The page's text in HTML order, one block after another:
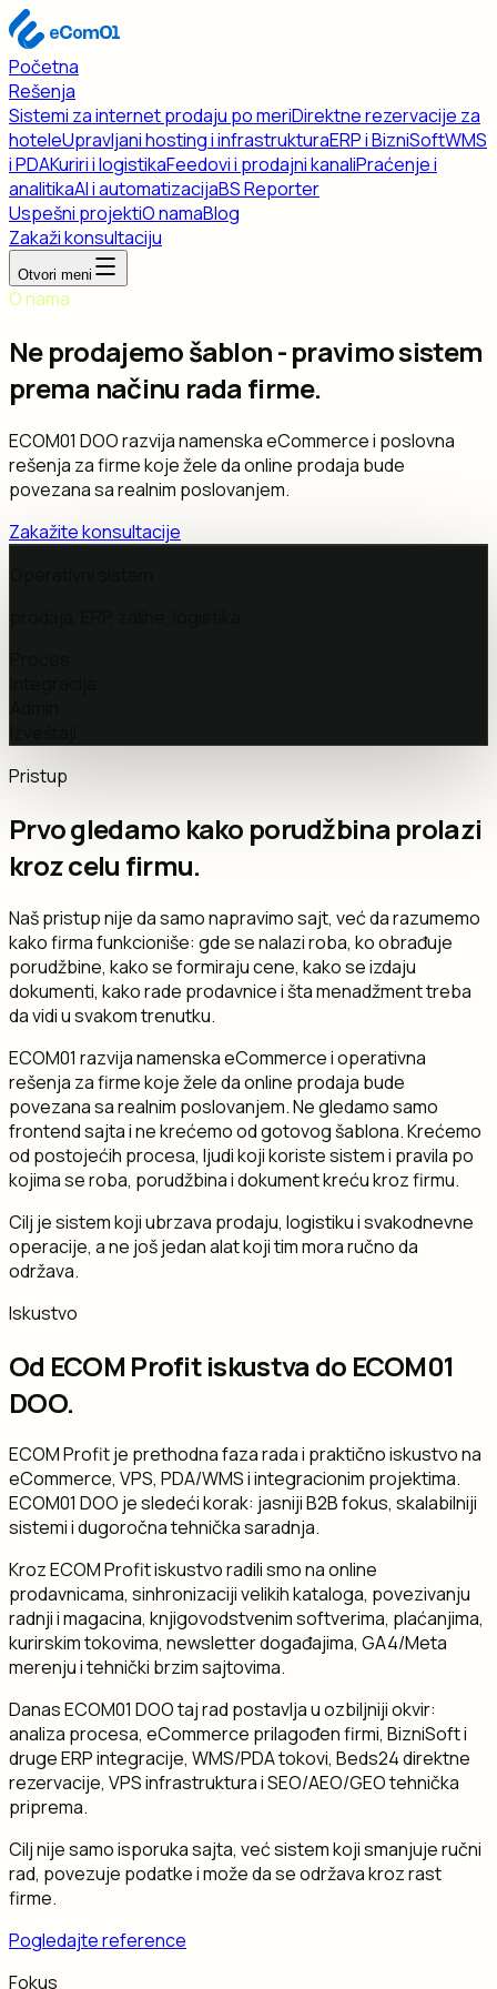
Početna
Rešenja
Sistemi za internet prodaju po meriDirektne rezervacije za
hoteleUpravljani hosting i infrastrukturaERP i BizniSoftWMS
i PDAKuriri i logistikaFeedovi i prodajni kanaliPraćenje i
analitikaAI i automatizacijaBS Reporter
Uspešni projektiO namaBlog
Zakaži konsultaciju
Otvori meni
O nama
Ne prodajemo šablon - pravimo sistem
prema načinu rada firme.
ECOM01 DOO razvija namenska eCommerce i poslovna
rešenja za firme koje žele da online prodaja bude
povezana sa realnim poslovanjem.
Zakažite konsultacije
Pristup
Prvo gledamo kako porudžbina prolazi
kroz celu firmu.
Naš pristup nije da samo napravimo sajt, već da razumemo
kako firma funkcioniše: gde se nalazi roba, ko obrađuje
porudžbine, kako se formiraju cene, kako se izdaju
dokumenti, kako rade prodavnice i šta menadžment treba
da vidi u svakom trenutku.
ECOM01 razvija namenska eCommerce i operativna
rešenja za firme koje žele da online prodaja bude
povezana sa realnim poslovanjem. Ne gledamo samo
frontend sajta i ne krećemo od gotovog šablona. Krećemo
od postojećih procesa, ljudi koji koriste sistem i pravila po
kojima se roba, porudžbina i dokument kreću kroz firmu.
Cilj je sistem koji ubrzava prodaju, logistiku i svakodnevne
operacije, a ne još jedan alat koji tim mora ručno da
održava.
Iskustvo
Od ECOM Profit iskustva do ECOM01
DOO.
ECOM Profit je prethodna faza rada i praktično iskustvo na
eCommerce, VPS, PDA/WMS i integracionim projektima.
ECOM01 DOO je sledeći korak: jasniji B2B fokus, skalabilniji
sistemi i dugoročna tehnička saradnja.
Kroz ECOM Profit iskustvo radili smo na online
prodavnicama, sinhronizaciji velikih kataloga, povezivanju
radnji i magacina, knjigovodstvenim softverima, plaćanjima,
kurirskim tokovima, newsletter događajima, GA4/Meta
merenju i tehnički brzim sajtovima.
Danas ECOM01 DOO taj rad postavlja u ozbiljniji okvir:
analiza procesa, eCommerce prilagođen firmi, BizniSoft i
druge ERP integracije, WMS/PDA tokovi, Beds24 direktne
rezervacije, VPS infrastruktura i SEO/AEO/GEO tehnička
priprema.
Cilj nije samo isporuka sajta, već sistem koji smanjuje ručni
rad, povezuje podatke i može da se održava kroz rast
firme.
Pogledajte reference
Fokus